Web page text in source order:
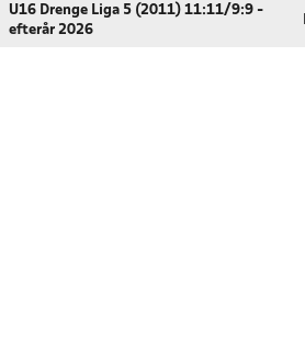
U16 Drenge Liga 5 (2011) 11:11/9:9 -
efterår 2026